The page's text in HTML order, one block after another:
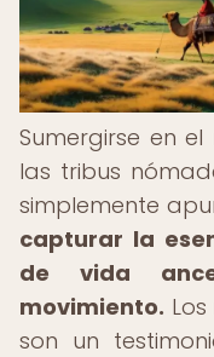
Sumergirse en
las tribus
simplemente
capturar la
de vida
movimiento.
son un